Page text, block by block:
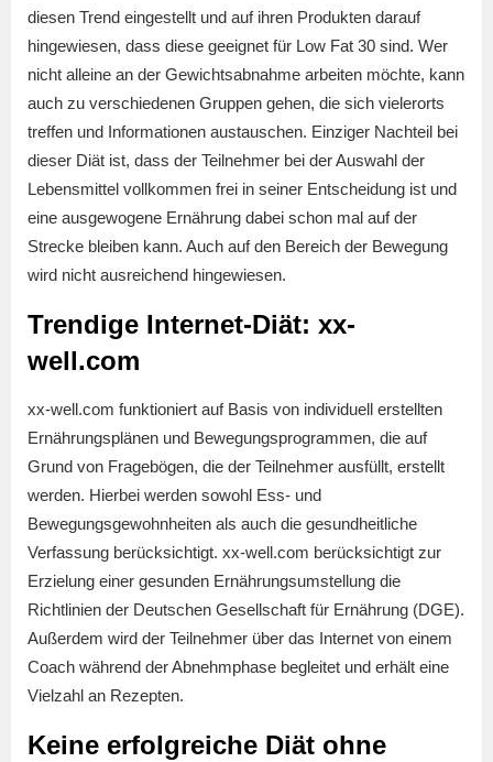
diesen Trend eingestellt und auf ihren Produkten darauf
hingewiesen, dass diese geeignet für Low Fat 30 sind. Wer
nicht alleine an der Gewichtsabnahme arbeiten möchte, kann
auch zu verschiedenen Gruppen gehen, die sich vielerorts
treffen und Informationen austauschen. Einziger Nachteil bei
dieser Diät ist, dass der Teilnehmer bei der Auswahl der
Lebensmittel vollkommen frei in seiner Entscheidung ist und
eine ausgewogene Ernährung dabei schon mal auf der
Strecke bleiben kann. Auch auf den Bereich der Bewegung
wird nicht ausreichend hingewiesen.
Trendige Internet-Diät: xx-
well.com
xx-well.com funktioniert auf Basis von individuell erstellten
Ernährungsplänen und Bewegungsprogrammen, die auf
Grund von Fragebögen, die der Teilnehmer ausfüllt, erstellt
werden. Hierbei werden sowohl Ess- und
Bewegungsgewohnheiten als auch die gesundheitliche
Verfassung berücksichtigt. xx-well.com berücksichtigt zur
Erzielung einer gesunden Ernährungsumstellung die
Richtlinien der Deutschen Gesellschaft für Ernährung (DGE).
Außerdem wird der Teilnehmer über das Internet von einem
Coach während der Abnehmphase begleitet und erhält eine
Vielzahl an Rezepten.
Keine erfolgreiche Diät ohne